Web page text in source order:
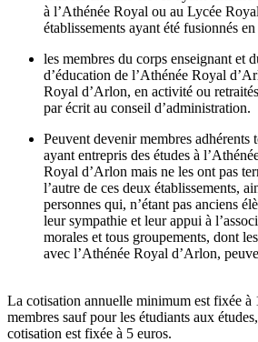
à l’Athénée Royal ou au Lycée
établissements ayant été fusionnés
les membres du corps enseignant et
d’éducation de l’Athénée Royal
Royal d’Arlon, en activité ou
par écrit au conseil d’administration.
Peuvent devenir membres adhérents
ayant entrepris des études à
Royal d’Arlon mais ne les ont pas
l’autre de ces deux établissements,
personnes qui, n’étant pas anciens
leur sympathie et leur appui à
morales et tous groupements, dont
avec l’Athénée Royal d’Arlon,
La cotisation annuelle minimum est fixée à
membres sauf pour les étudiants aux
cotisation est fixée à 5 euros.